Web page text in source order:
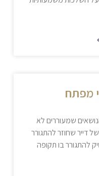
מפתח
שמעוררים לא
דייר שחוזר להתגורר
להתגורר בו תקופה